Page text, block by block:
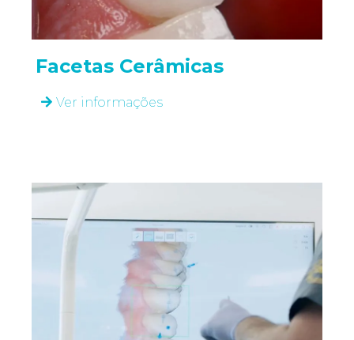
Facetas Cerâmicas
Ver informações